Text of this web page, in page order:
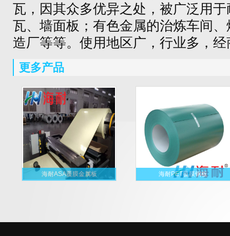
瓦，因其众多优异之处，被广泛用
瓦、墙面板；有色金属的治炼车间
造厂等等。使用地区广，行业多，
更多产品
海耐ASA覆膜金属板 海耐PET覆膜钢板